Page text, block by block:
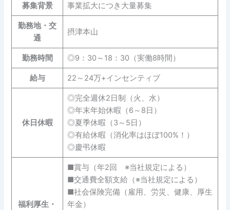
募集背景 事業拡大につき大量募集
勤務地・交
通
摂津本山
勤務時間 ◎9：30～18：30（実働8時間）
給与 22～24万+インセンティブ
休日休暇
◎完全週休2日制（火、水）
◎年末年始休暇（6～8日）
◎夏季休暇（3～5日）
◎有給休暇（消化率はほぼ100%！）
◎慶弔休暇
福利厚生・
■賞与（年2回 ※当社規定による）
■交通費全額支給（※当社規定による）
■社会保険完備（雇用、労災、健康、厚生
年金）